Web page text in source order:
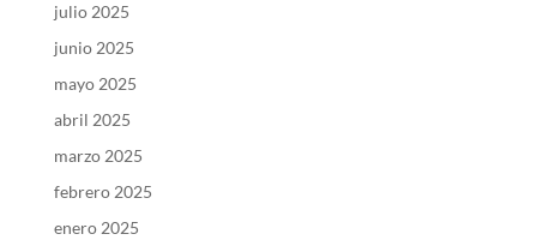
julio 2025
junio 2025
mayo 2025
abril 2025
marzo 2025
febrero 2025
enero 2025